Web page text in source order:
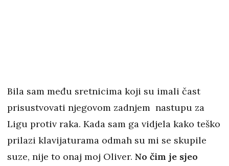
Bila sam među sretnicima koji su imali čast
prisustvovati njegovom zadnjem nastupu za
Ligu protiv raka. Kada sam ga vidjela kako teško
prilazi klavijaturama odmah su mi se skupile
suze, nije to onaj moj Oliver. No čim je sjeo